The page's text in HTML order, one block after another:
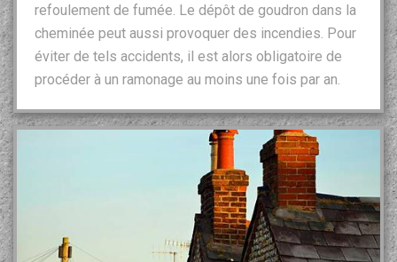
refoulement de fumée. Le dépôt de goudron dans la
cheminée peut aussi provoquer des incendies. Pour
éviter de tels accidents, il est alors obligatoire de
procéder à un ramonage au moins une fois par an.